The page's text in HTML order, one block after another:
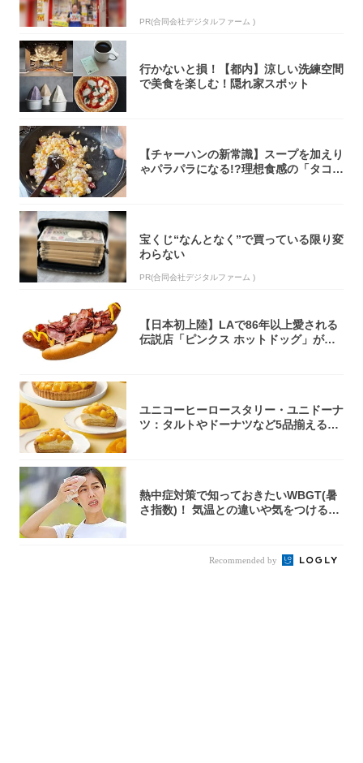
PR(合同会社デジタルファーム )
行かないと損！【都内】涼しい洗練空間
で美食を楽しむ！隠れ家スポット
【チャーハンの新常識】スープを加えり
ゃパラパラになる!?理想食感の「タコチ
宝くじ“なんとなく”で買っている限り変
わらない
PR(合同会社デジタルファーム )
【日本初上陸】LAで86年以上愛される
伝説店「ピンクス ホットドッグ」が年
ユニコーヒーロースタリー・ユニドーナ
ツ：タルトやドーナツなど5品揃える
熱中症対策で知っておきたいWBGT(暑
さ指数)！ 気温との違いや気をつけるべ
Recommended by